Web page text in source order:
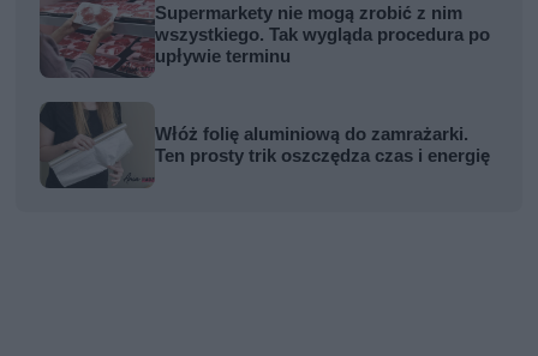
Supermarkety nie mogą zrobić z nim
wszystkiego. Tak wygląda procedura po
upływie terminu
Włóż folię aluminiową do zamrażarki.
Ten prosty trik oszczędza czas i energię